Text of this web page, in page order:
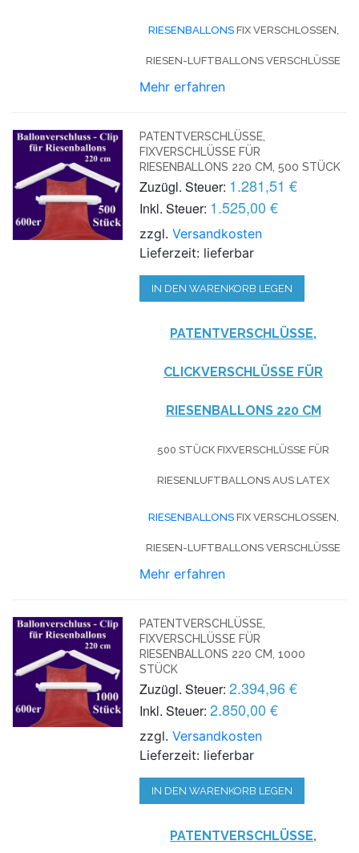
RIESENBALLONSFIX VERSCHLOSSEN,
RIESEN-LUFTBALLONS VERSCHLÜSSE
Mehr erfahren
PATENTVERSCHLÜSSE,
FIXVERSCHLÜSSE FÜR
RIESENBALLONS 220 CM, 500 STÜCK
Zuzügl. Steuer: 1.281,51 €
Inkl. Steuer: 1.525,00 €
zzgl.Versandkosten
Lieferzeit: lieferbar
IN DEN WARENKORB LEGEN
PATENTVERSCHLÜSSE,
CLICKVERSCHLÜSSE FÜR
RIESENBALLONS 220 CM
500 STÜCK FIXVERSCHLÜSSE FÜR
RIESENLUFTBALLONS AUS LATEX
RIESENBALLONSFIX VERSCHLOSSEN,
RIESEN-LUFTBALLONS VERSCHLÜSSE
Mehr erfahren
PATENTVERSCHLÜSSE,
FIXVERSCHLÜSSE FÜR
RIESENBALLONS 220 CM, 1000
STÜCK
Zuzügl. Steuer: 2.394,96 €
Inkl. Steuer: 2.850,00 €
zzgl.Versandkosten
Lieferzeit: lieferbar
IN DEN WARENKORB LEGEN
PATENTVERSCHLÜSSE,